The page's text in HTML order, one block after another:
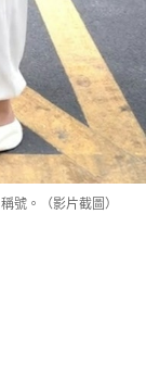
號。（影片截圖）